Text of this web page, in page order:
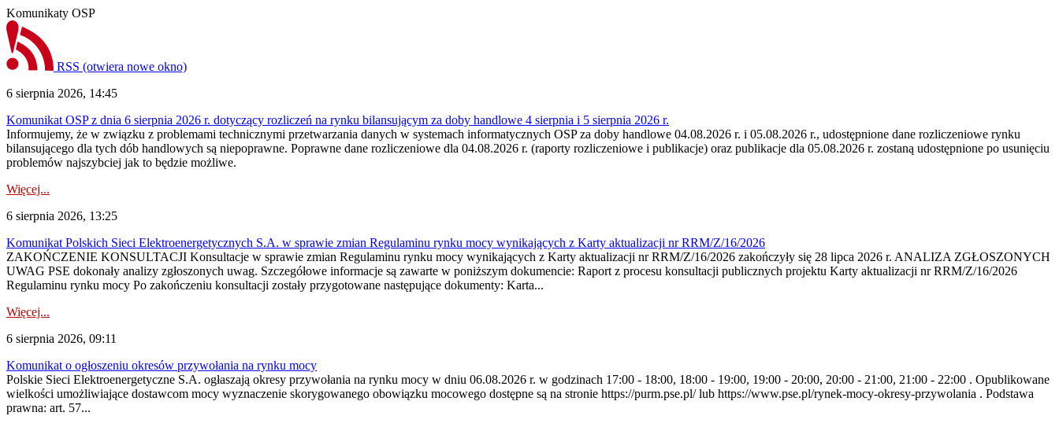
Komunikaty OSP
RSS (otwiera nowe okno)
6 sierpnia 2026, 14:45
Komunikat OSP z dnia 6 sierpnia 2026 r. dotyczący rozliczeń na rynku bilansującym za doby handlowe 4 sierpnia i 5 sierpnia 2026 r.
Informujemy, że w związku z problemami technicznymi przetwarzania danych w systemach informatycznych OSP za doby handlowe 04.08.2026 r. i 05.08.2026 r., udostępnione dane rozliczeniowe rynku
bilansującego dla tych dób handlowych są niepoprawne. Poprawne dane rozliczeniowe dla 04.08.2026 r. (raporty rozliczeniowe i publikacje) oraz publikacje dla 05.08.2026 r. zostaną udostępnione po usunięciu
problemów najszybciej jak to będzie możliwe.
Więcej...
6 sierpnia 2026, 13:25
Komunikat Polskich Sieci Elektroenergetycznych S.A. w sprawie zmian Regulaminu rynku mocy wynikających z Karty aktualizacji nr RRM/Z/16/2026
ZAKOŃCZENIE KONSULTACJI Konsultacje w sprawie zmian Regulaminu rynku mocy wynikających z Karty aktualizacji nr RRM/Z/16/2026 zakończyły się 28 lipca 2026 r. ANALIZA ZGŁOSZONYCH
UWAG PSE dokonały analizy zgłoszonych uwag. Szczegółowe informacje są zawarte w poniższym dokumencie: Raport z procesu konsultacji publicznych projektu Karty aktualizacji nr RRM/Z/16/2026
Regulaminu rynku mocy Po zakończeniu konsultacji zostały przygotowane następujące dokumenty: Karta...
Więcej...
6 sierpnia 2026, 09:11
Komunikat o ogłoszeniu okresów przywołania na rynku mocy
Polskie Sieci Elektroenergetyczne S.A. ogłaszają okresy przywołania na rynku mocy w dniu 06.08.2026 r. w godzinach 17:00 - 18:00, 18:00 - 19:00, 19:00 - 20:00, 20:00 - 21:00, 21:00 - 22:00 . Opublikowane
wielkości umożliwiające dostawcom mocy wyznaczenie skorygowanego obowiązku mocowego dostępne są na stronie https://purm.pse.pl/ lub https://www.pse.pl/rynek-mocy-okresy-przywolania . Podstawa
prawna: art. 57...